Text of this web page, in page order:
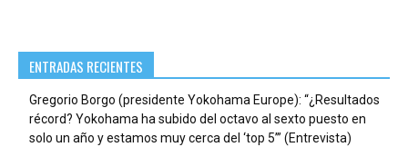
ENTRADAS RECIENTES
Gregorio Borgo (presidente Yokohama Europe): “¿Resultados
récord? Yokohama ha subido del octavo al sexto puesto en
solo un año y estamos muy cerca del ‘top 5’” (Entrevista)